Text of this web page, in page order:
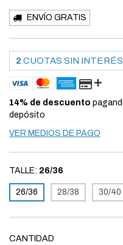
ENVÍO GRATIS
2 CUOTAS SIN
14% de descuento
depósito
VER MEDIOS DE PAGO
TALLE: 26/36
26/36 28/38 30/40
CANTIDAD